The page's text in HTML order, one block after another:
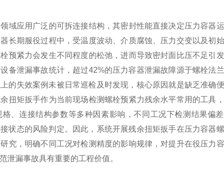
域应用广泛的可拆连接结构，其密封性能直接决定压力容器
长期服役过程中，受温度波动、介质腐蚀、压力交变以及初
预紧力会发生不同程度的松弛，进而导致密封面比压不足引
备泄漏事故统计，超过42%的压力容器泄漏故障源于螺栓法
的失效案例未被日常巡检及时发现，核心原因就是缺乏准确
扭矩扳手作为当前现场检测螺栓预紧力残余水平常用的工具
、连接结构参数等多种因素影响，不同工况下检测结果偏
状态的风险判定。因此，系统开展残余扭矩扳手在压力容器
究，明确不同工况对检测精度的影响规律，对提升在役压力
泄漏事故具有重要的工程价值。